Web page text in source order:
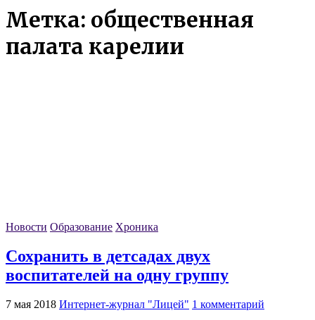
Метка: общественная
палата карелии
Новости Образование Хроника
Сохранить в детсадах двух
воспитателей на одну группу
7 мая 2018 Интернет-журнал "Лицей" 1 комментарий